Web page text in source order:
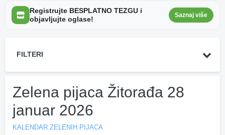
Registrujte BESPLATNO TEZGU i
objavljujte oglase!
Saznaj više
FILTERI
Zelena pijaca Žitorađa 28
januar 2026
KALENDAR ZELENIH PIJACA